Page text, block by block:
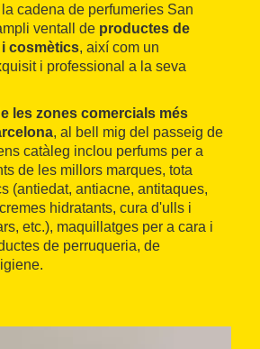
cadena de perfumeries San
ventall de productes de
i cosmètics, així com un
i professional a la seva
les zones comercials més
, al bell mig del passeig de
catàleg inclou perfums per a
de les millors marques, tota
(antiedat, antiacne, antitaques,
hidratants, cura d'ulls i
etc.), maquillatges per a cara i
de perruqueria, de